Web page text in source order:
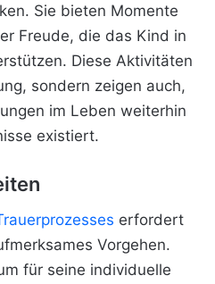
Sie bieten Momente
Freude, die das Kind in
Diese Aktivitäten
sondern zeigen auch,
im Leben weiterhin
existiert.
erfordert
Vorgehen.
für seine individuelle